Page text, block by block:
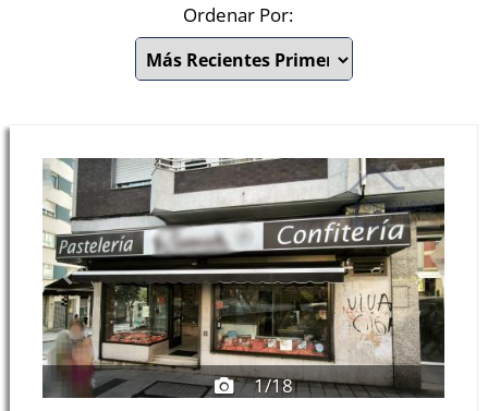
Ordenar Por:
1/18
Previous Next